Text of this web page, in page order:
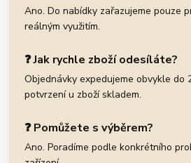
Ano. Do nabídky zařazujeme pouze
reálným využitím.
❓ Jak rychle zboží odesíláte?
Objednávky expedujeme obvykle do
potvrzení u zboží skladem.
❓ Pomůžete s výběrem?
Ano. Poradíme podle konkrétního